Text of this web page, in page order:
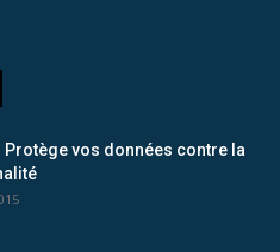
Protège vos données contre la